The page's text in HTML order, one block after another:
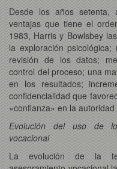
Desde los años setenta,
ventajas que tiene el
1983, Harris y Bowlsbey
la exploración
revisión de los datos;
control del proceso; una
en los resultados;
confidencialidad que
«confianza» en la
Evolución del uso de
vocacional
La evolución de la